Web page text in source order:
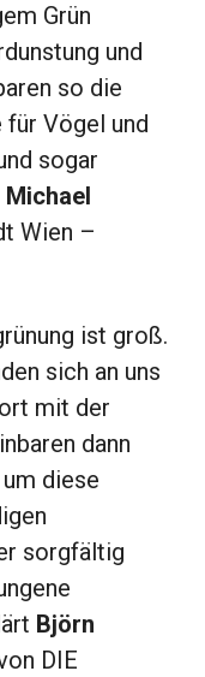
Grün
und
so die
für Vögel und
sogar
Michael
Wien –
ist groß.
sich an uns
mit der
dann
diese
sorgfältig
Björn
DIE